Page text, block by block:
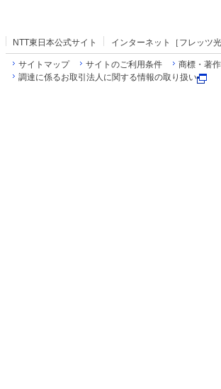
NTT東日本公式サイト インターネット［フレッツ光
サイトマップ サイトのご利用条件 商標・著
調達に係るお取引法人に関する情報の取り扱い